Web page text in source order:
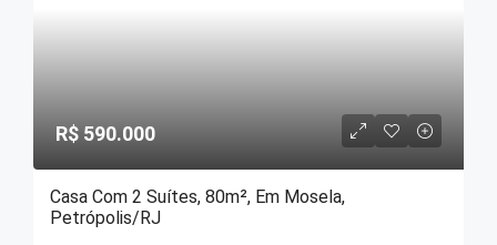
R$ 590.000
Casa Com 2 Suítes, 80m², Em Mosela,
Petrópolis/RJ